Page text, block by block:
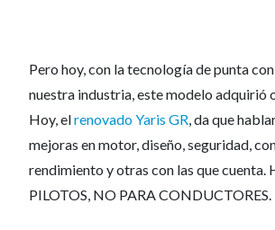
Pero hoy, con la tecnología de punta
nuestra industria, este modelo adquirió
Hoy, elrenovado Yaris GR, da que
mejoras en motor, diseño, seguridad,
rendimiento y otras con las que cuenta.
PILOTOS, NO PARA CONDUCTORES.